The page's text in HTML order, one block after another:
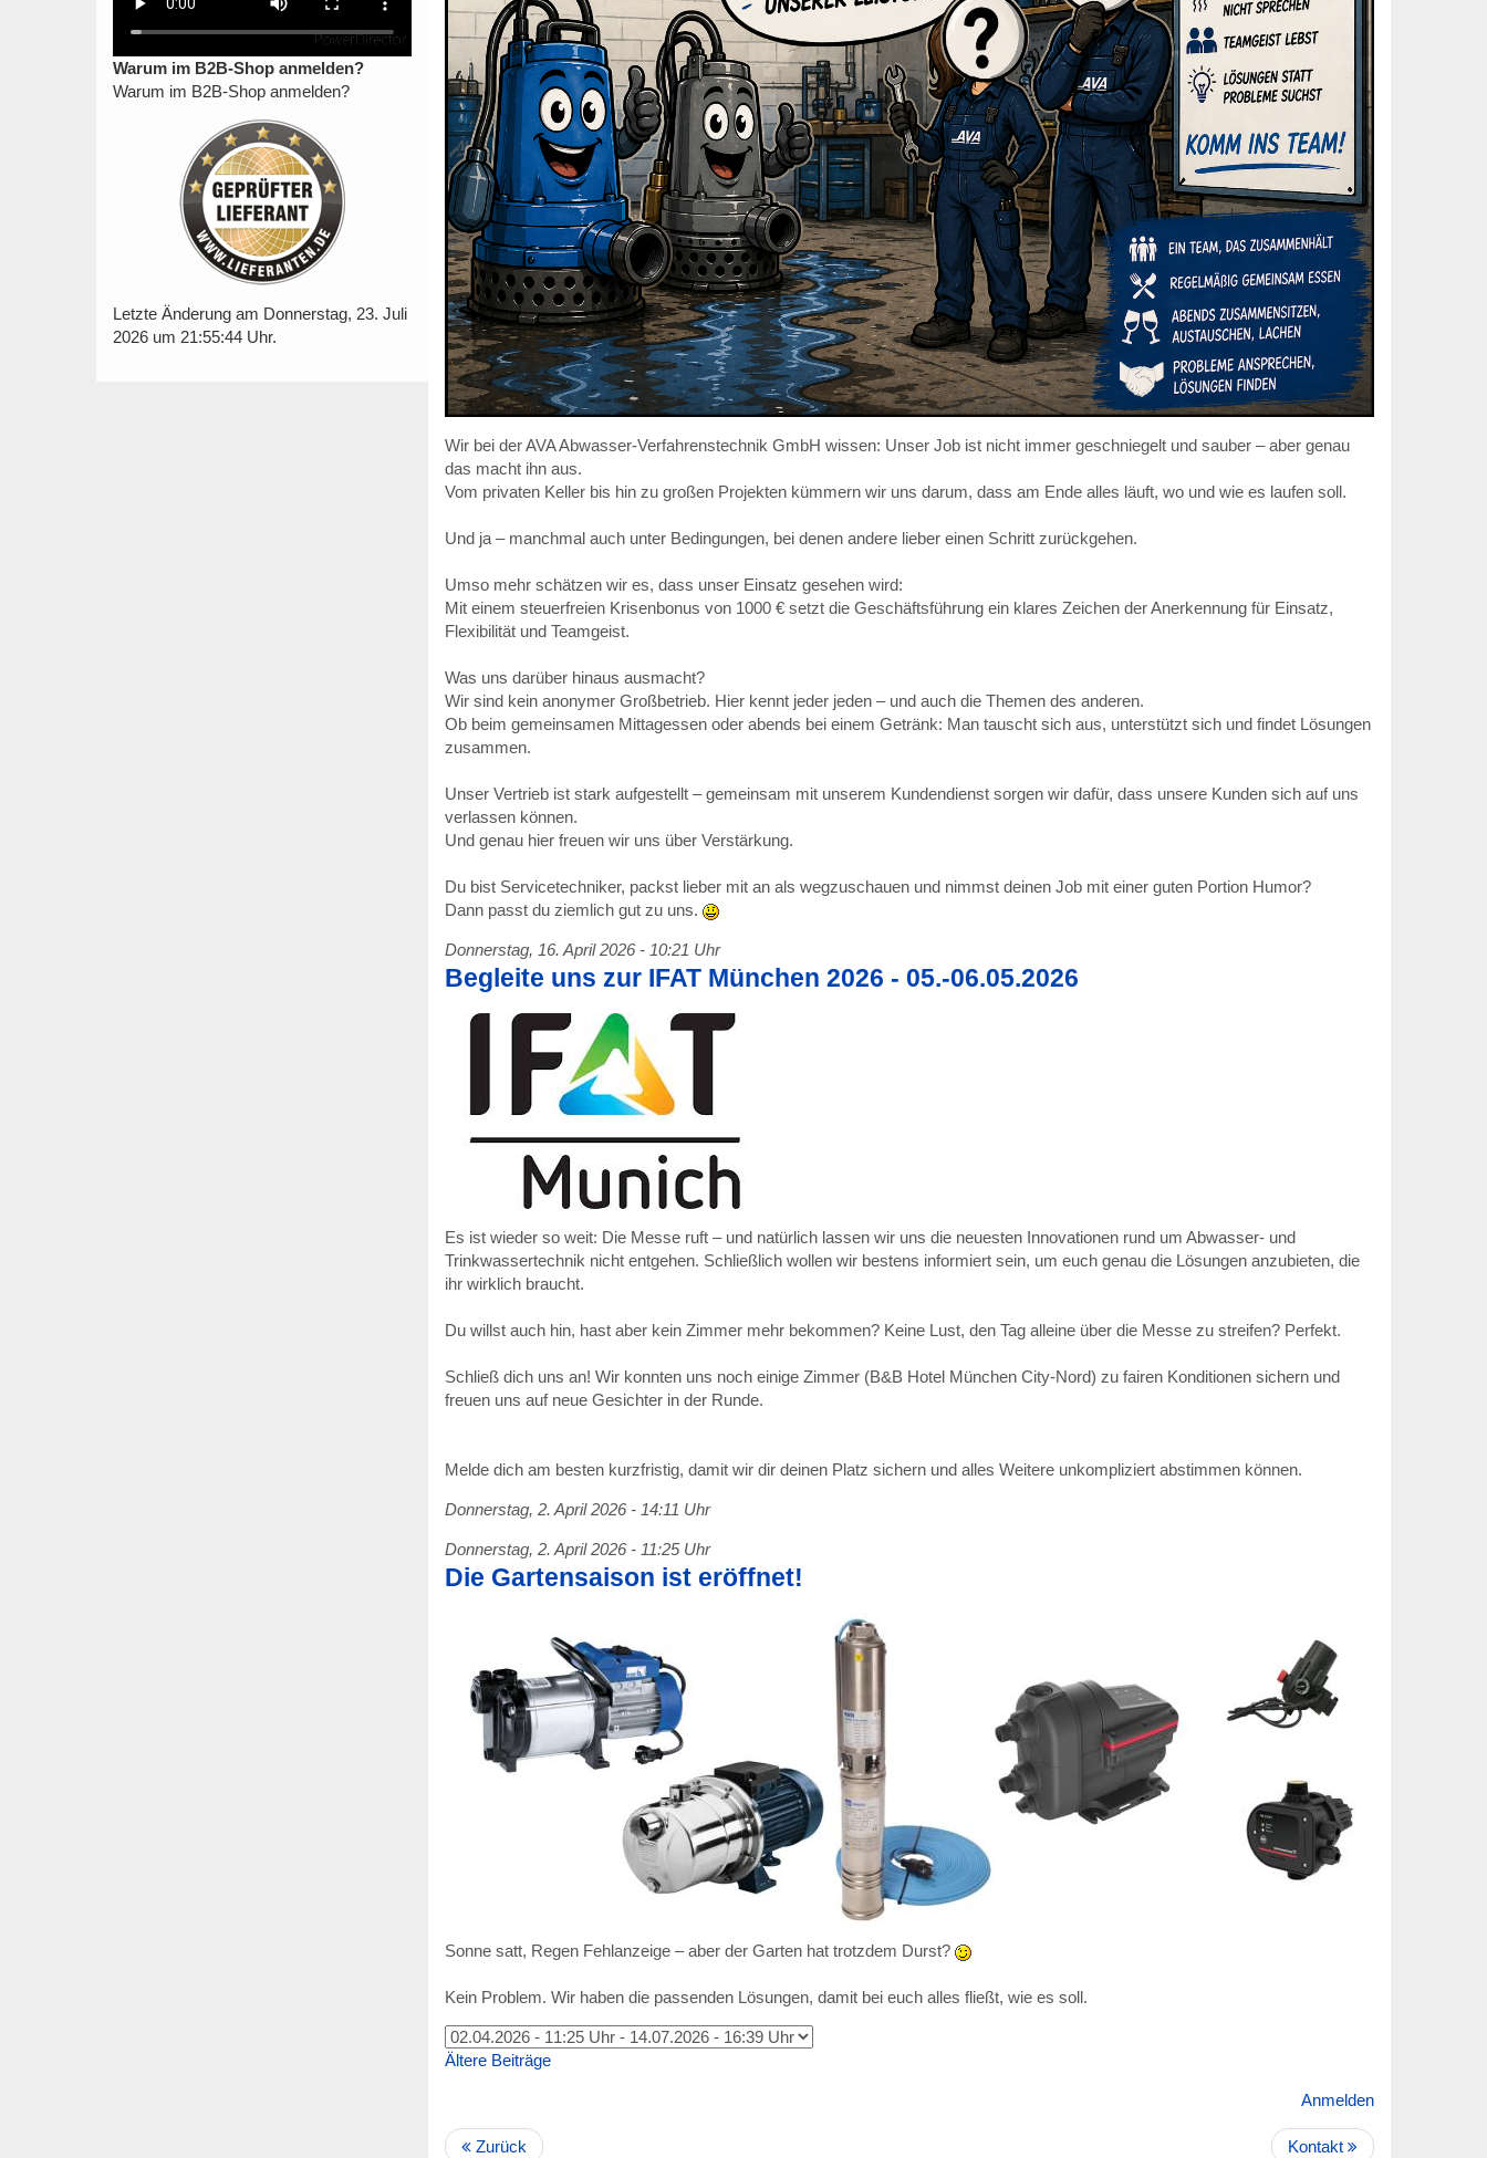
Warum im B2B-Shop anmelden?
Warum im B2B-Shop anmelden?
Letzte Änderung am Donnerstag, 23. Juli
2026 um 21:55:44 Uhr.
Wir bei der AVA Abwasser-Verfahrenstechnik GmbH wissen: Unser Job ist nicht immer geschniegelt und sauber – aber genau
das macht ihn aus.
Vom privaten Keller bis hin zu großen Projekten kümmern wir uns darum, dass am Ende alles läuft, wo und wie es laufen soll.
Und ja – manchmal auch unter Bedingungen, bei denen andere lieber einen Schritt zurückgehen.
Umso mehr schätzen wir es, dass unser Einsatz gesehen wird:
Mit einem steuerfreien Krisenbonus von 1000 € setzt die Geschäftsführung ein klares Zeichen der Anerkennung für Einsatz,
Flexibilität und Teamgeist.
Was uns darüber hinaus ausmacht?
Wir sind kein anonymer Großbetrieb. Hier kennt jeder jeden – und auch die Themen des anderen.
Ob beim gemeinsamen Mittagessen oder abends bei einem Getränk: Man tauscht sich aus, unterstützt sich und findet Lösungen
zusammen.
Unser Vertrieb ist stark aufgestellt – gemeinsam mit unserem Kundendienst sorgen wir dafür, dass unsere Kunden sich auf uns
verlassen können.
Und genau hier freuen wir uns über Verstärkung.
Du bist Servicetechniker, packst lieber mit an als wegzuschauen und nimmst deinen Job mit einer guten Portion Humor?
Dann passt du ziemlich gut zu uns.
Donnerstag, 16. April 2026 - 10:21 Uhr
Begleite uns zur IFAT München 2026 - 05.-06.05.2026
Es ist wieder so weit: Die Messe ruft – und natürlich lassen wir uns die neuesten Innovationen rund um Abwasser- und
Trinkwassertechnik nicht entgehen. Schließlich wollen wir bestens informiert sein, um euch genau die Lösungen anzubieten, die
ihr wirklich braucht.
Du willst auch hin, hast aber kein Zimmer mehr bekommen? Keine Lust, den Tag alleine über die Messe zu streifen? Perfekt.
Schließ dich uns an! Wir konnten uns noch einige Zimmer (B&B Hotel München City-Nord) zu fairen Konditionen sichern und
freuen uns auf neue Gesichter in der Runde.
Melde dich am besten kurzfristig, damit wir dir deinen Platz sichern und alles Weitere unkompliziert abstimmen können.
Donnerstag, 2. April 2026 - 14:11 Uhr
Donnerstag, 2. April 2026 - 11:25 Uhr
Die Gartensaison ist eröffnet!
Sonne satt, Regen Fehlanzeige – aber der Garten hat trotzdem Durst?
Kein Problem. Wir haben die passenden Lösungen, damit bei euch alles fließt, wie es soll.
Ältere Beiträge
Anmelden
Zurück Kontakt